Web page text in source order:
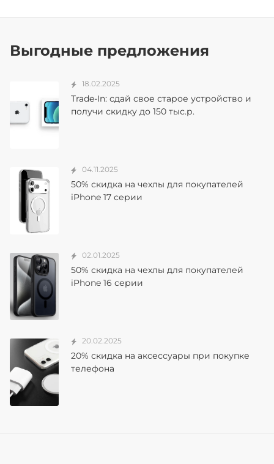
Выгодные предложения
18.02.2025
Trade-In: сдай свое старое устройство и
получи скидку до 150 тыс.р.
04.11.2025
50% скидка на чехлы для покупателей
iPhone 17 серии
02.01.2025
50% скидка на чехлы для покупателей
iPhone 16 серии
20.02.2025
20% скидка на аксессуары при покупке
телефона